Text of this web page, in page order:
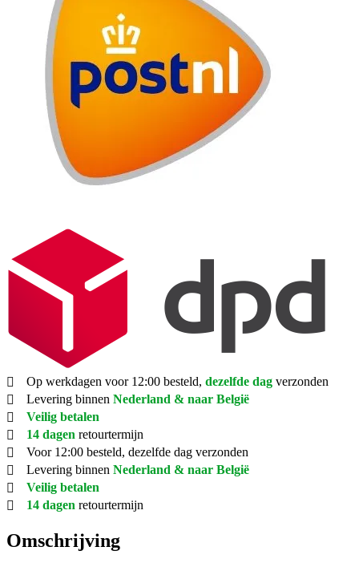
Op werkdagen voor 12:00 besteld, dezelfde dag verzonden
Levering binnen Nederland & naar België
Veilig betalen
14 dagen retourtermijn
Voor 12:00 besteld, dezelfde dag verzonden
Levering binnen Nederland & naar België
Veilig betalen
14 dagen retourtermijn
Omschrijving